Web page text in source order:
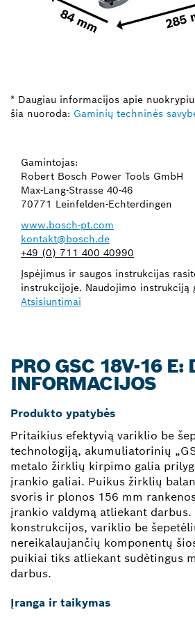
* Daugiau informacijos apie
šia nuoroda: Gaminių techninės
Gamintojas:
Robert Bosch Power Tools GmbH
Max-Lang-Strasse 40-46
70771 Leinfelden-Echterdingen
www.bosch-pt.com
kontakt@bosch.de
+49 (0) 711 400 40990
Įspėjimus ir saugos instrukcijas
instrukcijoje. Naudojimo instrukciją
Atsisiuntimai
PRO GSC 18V-16 E:
INFORMACIJOS
Produkto ypatybės
Pritaikius efektyvią variklio be
technologiją, akumuliatorinių
metalo žirklių kirpimo galia
įrankio galiai. Puikus žirklių
svoris ir plonos 156 mm
įrankio valdymą atliekant darbus.
konstrukcijos, variklio be
nereikalaujančių komponentų
puikiai tiks atliekant sudėtingus
darbus.
Įranga ir taikymas